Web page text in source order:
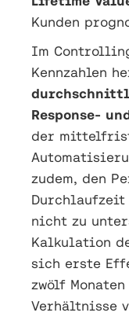
Kunden
Im
Kennzahlen
Response-
der
zudem, den
Durchlaufzeit
nicht zu
Kalkulation
sich erste
zwölf
Verhältnisse